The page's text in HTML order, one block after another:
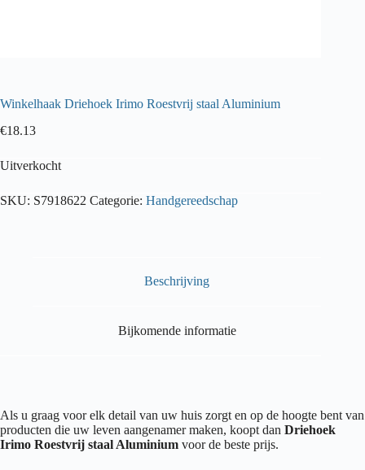
Winkelhaak Driehoek Irimo Roestvrij staal Aluminium
€18.13
Uitverkocht
SKU: S7918622 Categorie: Handgereedschap
Beschrijving
Bijkomende informatie
Als u graag voor elk detail van uw huis zorgt en op de hoogte bent van
producten die uw leven aangenamer maken, koopt dan Driehoek
Irimo Roestvrij staal Aluminium voor de beste prijs.